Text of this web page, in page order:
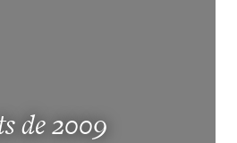
الشرق
de 2009